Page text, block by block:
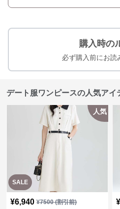
購入時の
必ず購入前にお読
デート服ワンピースの人気アイ
SALE
人気
¥6,940 ¥7500(割引前) ¥